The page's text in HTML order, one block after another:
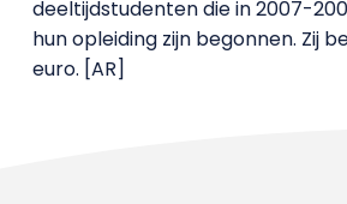
deeltijdstudenten die in 2007-
hun opleiding zijn begonnen. Zij
euro. [AR]